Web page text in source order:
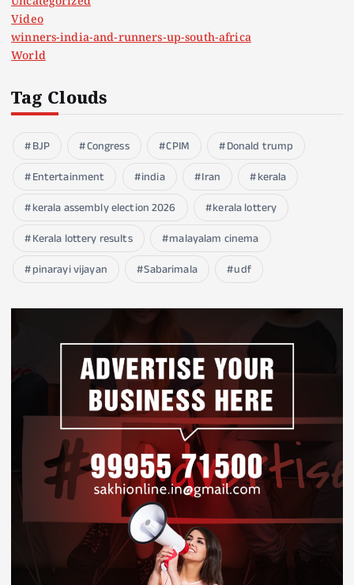
Video
winners-india-and-runners-up-south-africa
World
Tag Clouds
BJP Congress CPIM
Donald trump
Entertainment
india Iran
kerala
kerala assembly election 2026
kerala lottery
Kerala lottery results
malayalam cinema
pinarayi vijayan
Sabarimala udf